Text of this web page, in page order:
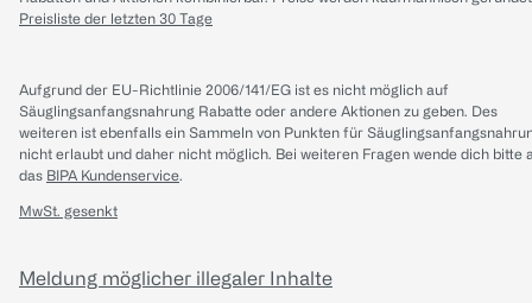
Preisliste der letzten 30 Tage
Aufgrund der EU-Richtlinie 2006/141/EG ist es nicht möglich auf
Säuglingsanfangsnahrung Rabatte oder andere Aktionen zu geben. Des
weiteren ist ebenfalls ein Sammeln von Punkten für
nicht erlaubt und daher nicht möglich. Bei weiteren Fragen wende dich bitte
das BIPA Kundenservice.
MwSt. gesenkt
Meldung möglicher illegaler Inhalte